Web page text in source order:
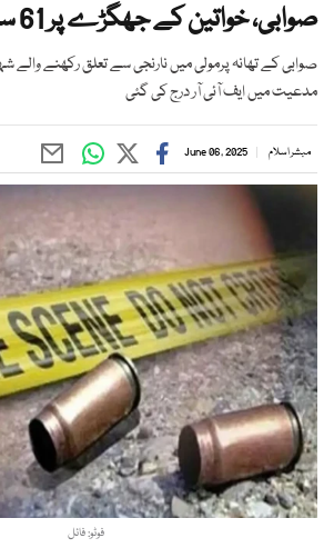
صوابی، خواتین کے جھگڑے پر 61 سالہ شخص قتل
صوابی کے تھانہ پرمولی میں نارنجی سے تعلق رکھنے والے
مدعیت میں ایف آئی آر درج کی گئی
مبشر اسلام June 06, 2025
فوٹو: فائل